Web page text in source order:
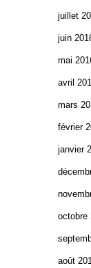
juillet
juin
mai
avril
mars
février
janvier
octobre
août